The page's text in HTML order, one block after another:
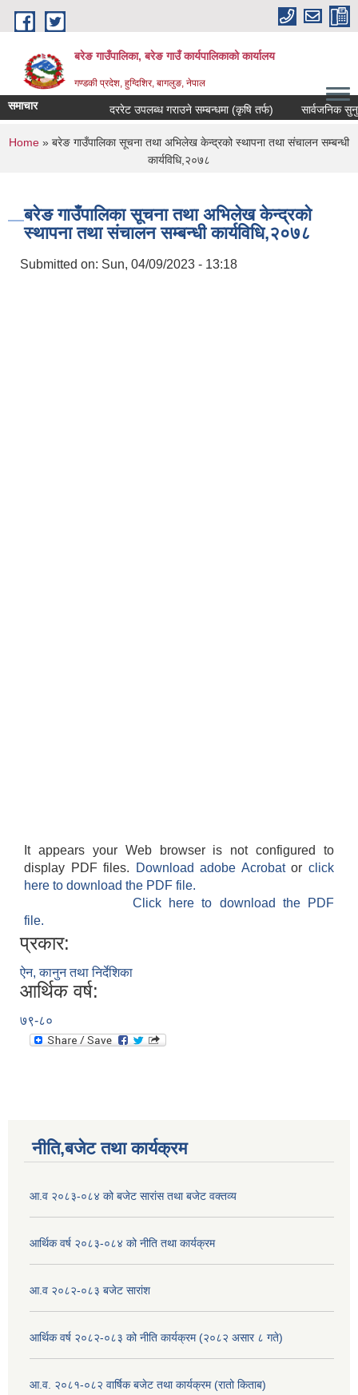
Skip to main content
बरेङ गाउँपालिका, बरेङ गाउँ कार्यपालिकाको कार्यालय
गण्डकी प्रदेश, हुग्दिशिर, बागलुङ, नेपाल
समाचार दररेट उपलब्ध गराउने सम्बन्धमा (कृषि तर्फ) सार्वजनिक सुनुवाइ
You are here
Home » बरेङ गाउँपालिका सूचना तथा अभिलेख केन्द्रको स्थापना तथा संचालन सम्बन्धी
कार्यविधि,२०७८
बरेङ गाउँपालिका सूचना तथा अभिलेख केन्द्रको
स्थापना तथा संचालन सम्बन्धी कार्यविधि,२०७८
Submitted on: Sun, 04/09/2023 - 13:18
It appears your Web browser is not configured to
display PDF files.
Download adobe Acrobatorclick
here to download the PDF file.
Click here to download the PDF
file.
प्रकार:
ऐन, कानुन तथा निर्देशिका
आर्थिक वर्ष:
७९-८०
नीति,बजेट तथा कार्यक्रम
आ.व २०८३-०८४ को बजेट सारांस तथा बजेट वक्तव्य
आर्थिक वर्ष २०८३-०८४ को नीति तथा कार्यक्रम
आ.व २०८२-०८३ बजेट सारांश
आर्थिक वर्ष २०८२-०८३ को नीति कार्यक्रम (२०८२ असार ८ गते)
आ.व. २०८१-०८२ वार्षिक बजेट तथा कार्यक्रम (रातो किताब)